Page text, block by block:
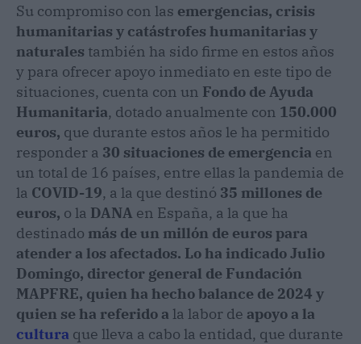
Su compromiso con las emergencias, crisis
humanitarias y catástrofes humanitarias y
naturales también ha sido firme en estos años
y para ofrecer apoyo inmediato en este tipo de
situaciones, cuenta con un Fondo de Ayuda
Humanitaria, dotado anualmente con 150.000
euros, que durante estos años le ha permitido
responder a 30 situaciones de emergencia en
un total de 16 países, entre ellas la pandemia de
la COVID-19, a la que destinó 35 millones de
euros, o la DANA en España, a la que ha
destinado más de un millón de euros para
atender a los afectados. Lo ha indicado Julio
Domingo, director general de Fundación
MAPFRE, quien ha hecho balance de 2024 y
quien se ha referido a la labor de apoyo a la
cultura que lleva a cabo la entidad, que durante